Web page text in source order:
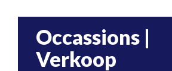
Occassions |
Verkoop